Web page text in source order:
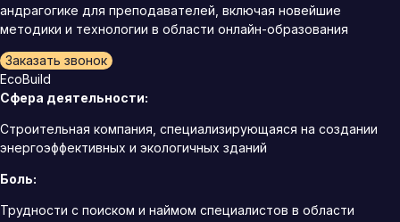
андрагогике для преподавателей, включая новейшие
методики и технологии в области онлайн-образования
Заказать звонок
EcoBuild
Сфера деятельности:
Строительная компания, специализирующаяся на создании
энергоэффективных и экологичных зданий
Боль:
Трудности с поиском и наймом специалистов в области